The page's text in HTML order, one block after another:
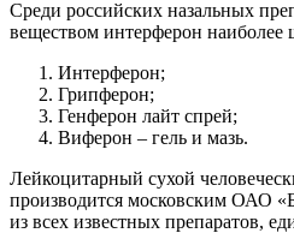
Среди российских назальных
веществом интерферон наиболее
Интерферон;
Грипферон;
Генферон лайт спрей;
Виферон – гель и мазь.
Лейкоцитарный сухой
производится московским ОАО
из всех известных препаратов,